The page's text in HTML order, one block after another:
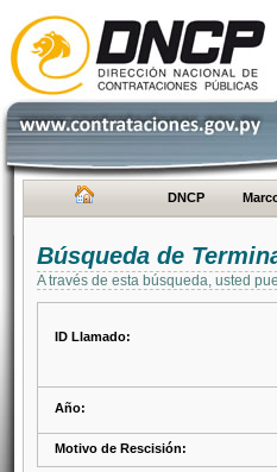
DNCP
Búsqueda de
A través de esta búsqueda, usted
ID Llamado:
Año:
Motivo de Rescisión: